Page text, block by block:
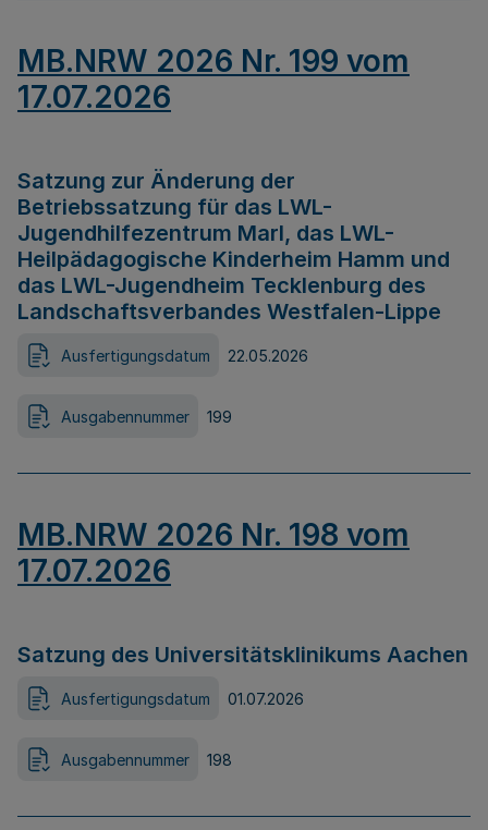
MB.NRW 2026 Nr. 199 vom
17.07.2026
Satzung zur Änderung der
Betriebssatzung für das LWL-
Jugendhilfezentrum Marl, das LWL-
Heilpädagogische Kinderheim Hamm und
das LWL-Jugendheim Tecklenburg des
Landschaftsverbandes Westfalen-Lippe
Ausfertigungsdatum 22.05.2026
Ausgabennummer 199
MB.NRW 2026 Nr. 198 vom
17.07.2026
Satzung des Universitätsklinikums Aachen
Ausfertigungsdatum 01.07.2026
Ausgabennummer 198